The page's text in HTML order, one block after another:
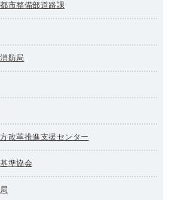
市整備部道路課
防局
改革推進支援センター
準協会